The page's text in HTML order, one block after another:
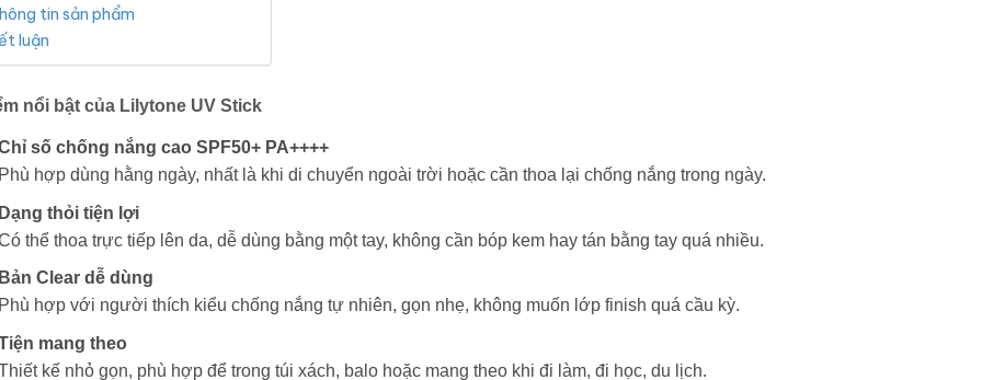
tin sản phẩm
luận
nổi bật của Lilytone UV Stick
số chống nắng cao SPF50+ PA++++
Phù hợp dùng hằng ngày, nhất là khi di chuyển ngoài trời hoặc cần thoa lại chống nắng trong ngày.
Dạng thỏi tiện lợi
thể thoa trực tiếp lên da, dễ dùng bằng một tay, không cần bóp kem hay tán bằng tay quá nhiều.
Bản Clear dễ dùng
Phù hợp với người thích kiểu chống nắng tự nhiên, gọn nhẹ, không muốn lớp finish quá cầu kỳ.
mang theo
kế nhỏ gọn, phù hợp để trong túi xách, balo hoặc mang theo khi đi làm, đi học, du lịch.